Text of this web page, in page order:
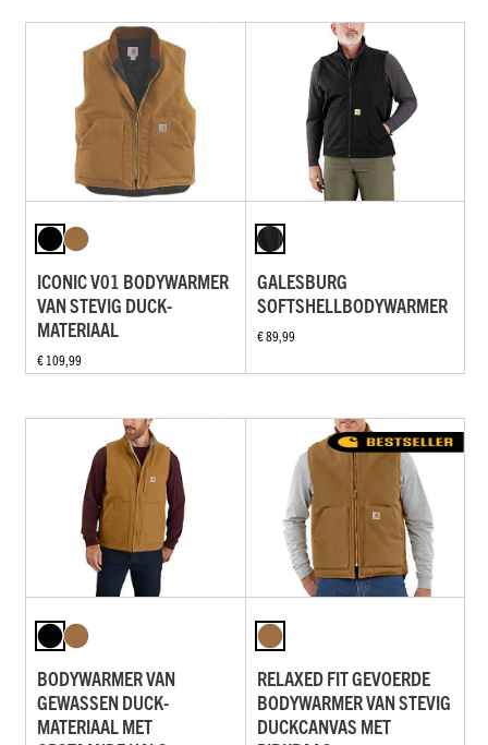
ICONIC V01 BODYWARMER
VAN STEVIG DUCK-
MATERIAAL
€ 109,99
GALESBURG
SOFTSHELLBODYWARMER
€ 89,99
BODYWARMER VAN
GEWASSEN DUCK-
MATERIAAL MET
RELAXED FIT GEVOERDE
BODYWARMER VAN STEVIG
DUCKCANVAS MET